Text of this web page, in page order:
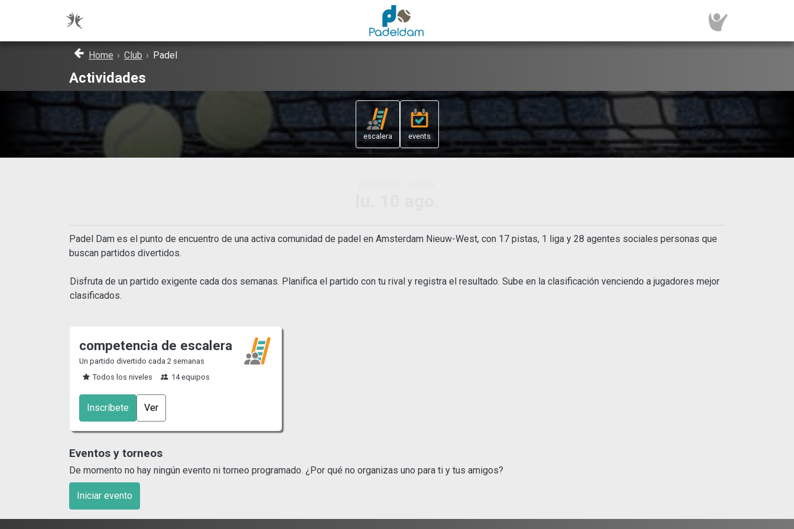
Home › Club › Padel
Actividades
escalera events
Padel Dam es el punto de encuentro de una activa comunidad de padel en Amsterdam Nieuw-West, con 17 pistas, 1 liga y 28 agentes sociales personas que
buscan partidos divertidos.
Disfruta de un partido exigente cada dos semanas. Planifica el partido con tu rival y registra el resultado. Sube en la clasificación venciendo a jugadores mejor
clasificados.
competencia de escalera
Un partido divertido cada 2 semanas
Todos los niveles
14 equipos
Inscríbete Ver
Eventos y torneos
De momento no hay ningún evento ni torneo programado. ¿Por qué no organizas uno para ti y tus amigos?
Iniciar evento